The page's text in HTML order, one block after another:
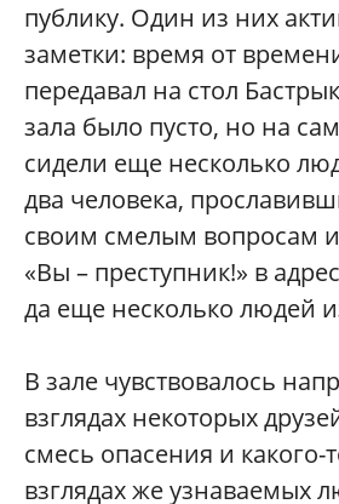
публику. Один из них
заметки: время от
передавал на стол
зала было пусто, но на
сидели еще несколько
два человека,
своим смелым вопросам
«Вы – преступник!» в
да еще несколько людей
В зале чувствовалось
взглядах некоторых
смесь опасения и какого-
взглядах же узнаваемых